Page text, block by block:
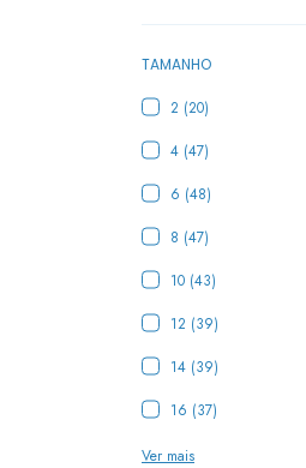
TAMANHO
2 (20)
4 (47)
6 (48)
8 (47)
10 (43)
12 (39)
14 (39)
16 (37)
Ver mais